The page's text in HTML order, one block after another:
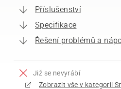
Příslušenství
Specifikace
Řešení problémů a
Již se nevyrábí
Zobrazit vše v kategorii